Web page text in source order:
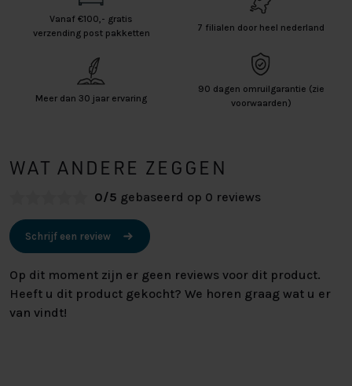
Vanaf €100,- gratis
verzending post pakketten
7 filialen door heel nederland
Meer dan 30 jaar ervaring
90 dagen omruilgarantie (zie
voorwaarden)
WAT ANDERE ZEGGEN
0/5 gebaseerd op 0 reviews
Schrijf een review
Op dit moment zijn er geen reviews voor dit product.
Heeft u dit product gekocht? We horen graag wat u er
van vindt!